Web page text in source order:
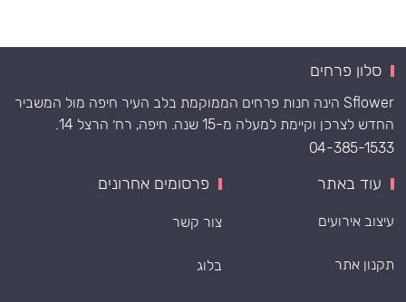
סלון פרחים
Sflower הינה חנות פרחים הממוקמת בלב העיר חיפה מול המשביר
החדש לצרכן וקיימת למעלה מ-15 שנה. חיפה, רח׳ הרצל 14.
04-385-1533
עוד באתר
עיצוב אירועים
תקנון אתר
פרסומים אחרונים
צור קשר
בלוג